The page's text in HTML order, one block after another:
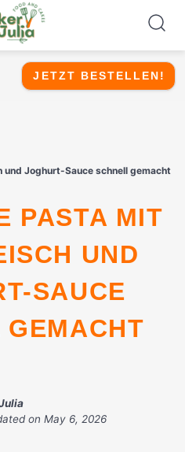
JETZT BESTELLEN!
Joghurt-Sauce schnell gemacht
UND
SAUCE
on May 6, 2026